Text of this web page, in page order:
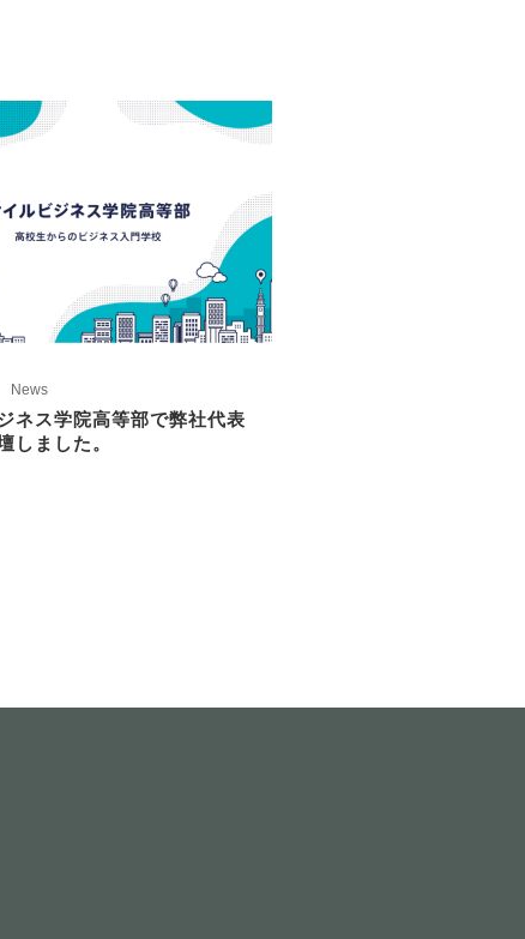
News
ネス学院高等部で弊社代表
しました。